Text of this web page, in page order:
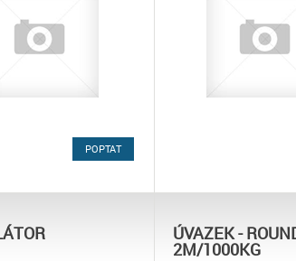
POPTAT
ÚVAZEK -
2M/1000KG